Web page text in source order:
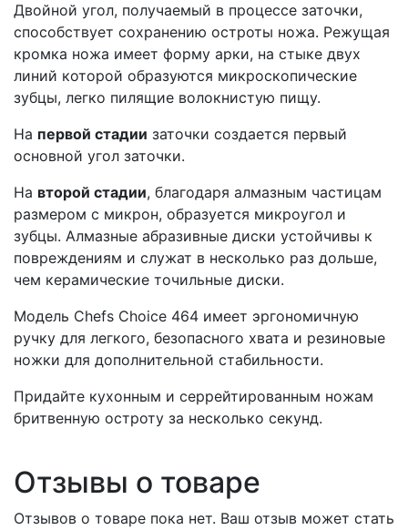
Двойной угол, получаемый в процессе заточки,
способствует сохранению остроты ножа. Режущая
кромка ножа имеет форму арки, на стыке двух
линий которой образуются микроскопические
зубцы, легко пилящие волокнистую пищу.
На первой стадии заточки создается первый
основной угол заточки.
На второй стадии, благодаря алмазным частицам
размером с микрон, образуется микроугол и
зубцы. Алмазные абразивные диски устойчивы к
повреждениям и служат в несколько раз дольше,
чем керамические точильные диски.
Модель Chefs Choice 464 имеет эргономичную
ручку для легкого, безопасного хвата и резиновые
ножки для дополнительной стабильности.
Придайте кухонным и серрейтированным ножам
бритвенную остроту за несколько секунд.
Отзывы о товаре
Отзывов о товаре пока нет. Ваш отзыв может стать